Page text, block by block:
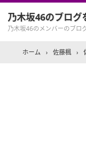
乃木坂46のブログ
乃木坂46のメンバーのブロ
ホーム › 佐藤楓 ›